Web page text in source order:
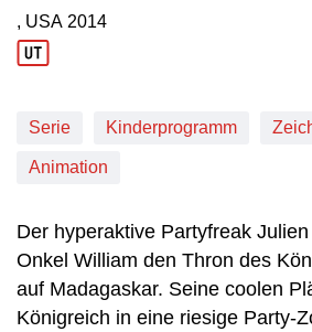
Produktionsland: USA
, USA
Produktionsjahr: 2014
2014
Serie Kinderprogramm
Animation
Der hyperaktive Partyfreak
Onkel William den Thron des
auf Madagaskar. Seine coolen
Königreich in eine riesige Party-